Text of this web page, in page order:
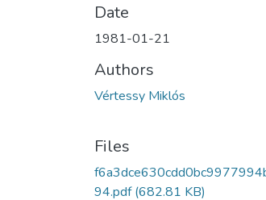
Date
1981-01-21
Authors
Vértessy Miklós
Files
94.pdf(682.81 KB)